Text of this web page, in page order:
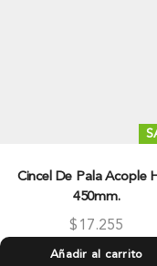
Cincel De Pala Acople
450mm.
$ 17.255
Añadir al carrito